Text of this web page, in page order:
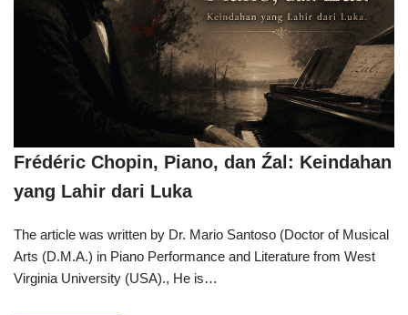
Frédéric Chopin, Piano, dan Źal: Keindahan
yang Lahir dari Luka
The article was written by Dr. Mario Santoso (Doctor of Musical
Arts (D.M.A.) in Piano Performance and Literature from West
Virginia University (USA)., He is…